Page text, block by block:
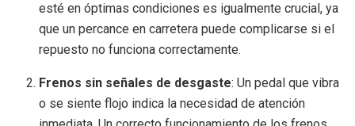
esté en óptimas condiciones es igualmente crucial, ya
que un percance en carretera puede complicarse si el
repuesto no funciona correctamente.
Frenos sin señales de desgaste: Un pedal que vibra
o se siente flojo indica la necesidad de atención